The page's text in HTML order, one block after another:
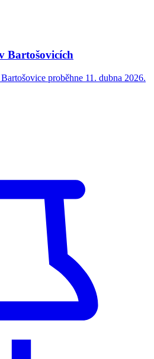
Bartošovicích
proběhne 11. dubna 2026.